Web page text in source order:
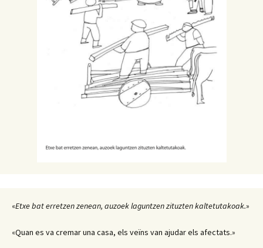
«Etxe bat erretzen zenean, auzoek laguntzen zituzten kaltetutakoak.»
«Quan es va cremar una casa, els veïns van ajudar els afectats.»